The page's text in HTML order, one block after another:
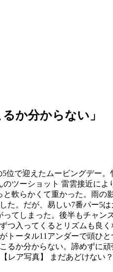
か分からない」
で迎えたムービングデー。
ツーショット 雷雲接近によ
軟らかくて重かった。雨の
た。だが、易しい7番パー5
てしまった。後半もチャン
つ入ってくるとリズムも良
トータル11アンダーで頭ひ
か分からない。諦めずに
レア写真】 まだあどけな